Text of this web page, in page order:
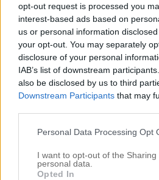
opt-out request is processed you
interest-based ads based on
us or personal information
your opt-out. You may separately
disclosure of your personal
IAB’s list of downstream
also be disclosed by us to third
Downstream Participants that may
Personal Data Processing Opt
I want to opt-out of the Sharing
personal data.
Opted In
Gråter när jag skriver det här. Jag är
riktigt de i min närhet förstår hur
början när jag började jobba mig
Det krävdes inte mycket för att min
skrapade lite föll hela skalet av.
Nu är det inte så längre. Man
att skalet över huvud taget ska börja
jag inte alltid någon som pushar mig,
hand. Om jag får ett bakslag sväljer
starkare. Inte hakar upp och